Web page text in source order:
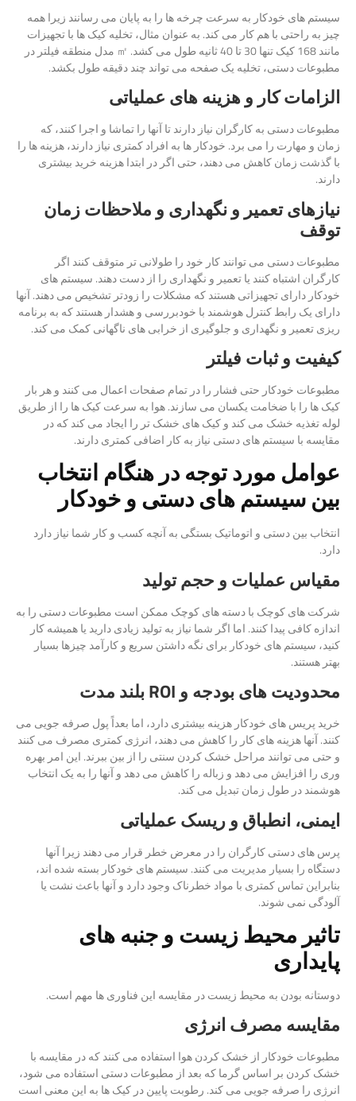
سیستم های خودکار به سرعت چرخه ها را به پایان می رسانند زیرا همه
چیز به راحتی با هم کار می کند. به عنوان مثال، تخلیه کیک ها با تجهیزات
مانند 168 کیک تنها 30 تا 40 ثانیه طول می کشد. ㎡ مدل منطقه فیلتر در
مطبوعات دستی، تخلیه یک صفحه می تواند چند دقیقه طول بکشد.
الزامات کار و هزینه های عملیاتی
مطبوعات دستی به کارگران نیاز دارند تا آنها را تماشا و اجرا کنند، که
زمان و مهارت را می برد. خودکار ها به افراد کمتری نیاز دارند، هزینه ها را
با گذشت زمان کاهش می دهند، حتی اگر در ابتدا هزینه خرید بیشتری
دارند.
نیازهای تعمیر و نگهداری و ملاحظات زمان
توقف
مطبوعات دستی می توانند کار خود را طولانی تر متوقف کنند اگر
کارگران اشتباه کنند یا تعمیر و نگهداری را از دست دهند. سیستم های
خودکار دارای تجهیزاتی هستند که مشکلات را زودتر تشخیص می دهند. آنها
دارای یک رابط کنترل هوشمند با خودبررسی و هشدار هستند که به برنامه
ریزی تعمیر و نگهداری و جلوگیری از خرابی های ناگهانی کمک می کند.
کیفیت و ثبات فیلتر
مطبوعات خودکار حتی فشار را در تمام صفحات اعمال می کنند و هر بار
کیک ها را با ضخامت یکسان می سازند. هوا به سرعت کیک ها را از طریق
لوله تغذیه خشک می کند و کیک های خشک تر را ایجاد می کند که در
مقایسه با سیستم های دستی نیاز به کار اضافی کمتری دارند.
عوامل مورد توجه در هنگام انتخاب
بین سیستم های دستی و خودکار
انتخاب بین دستی و اتوماتیک بستگی به آنچه کسب و کار شما نیاز دارد
دارد.
مقیاس عملیات و حجم تولید
شرکت های کوچک با دسته های کوچک ممکن است مطبوعات دستی را به
اندازه کافی پیدا کنند. اما اگر شما نیاز به تولید زیادی دارید یا همیشه کار
کنید، سیستم های خودکار برای نگه داشتن سریع و کارآمد چیزها بسیار
بهتر هستند.
محدودیت های بودجه و ROI بلند مدت
خرید پریس های خودکار هزینه بیشتری دارد، اما بعداً پول صرفه جویی می
کنند. آنها هزینه های کار را کاهش می دهند، انرژی کمتری مصرف می کنند
و حتی می توانند مراحل خشک کردن سنتی را از بین ببرند. این امر بهره
وری را افزایش می دهد و زباله را کاهش می دهد و آنها را به یک انتخاب
هوشمند در طول زمان تبدیل می کند.
ایمنی، انطباق و ریسک عملیاتی
پرس های دستی کارگران را در معرض خطر قرار می دهند زیرا آنها
دستگاه را بسیار مدیریت می کنند. سیستم های خودکار بسته شده اند،
بنابراین تماس کمتری با مواد خطرناک وجود دارد و آنها باعث نشت یا
آلودگی نمی شوند.
تاثیر محیط زیست و جنبه های
پایداری
دوستانه بودن به محیط زیست در مقایسه این فناوری ها مهم است.
مقایسه مصرف انرژی
مطبوعات خودکار از خشک کردن هوا استفاده می کنند که در مقایسه با
خشک کردن بر اساس گرما که بعد از مطبوعات دستی استفاده می شود،
انرژی را صرفه جویی می کند. رطوبت پایین در کیک ها به این معنی است